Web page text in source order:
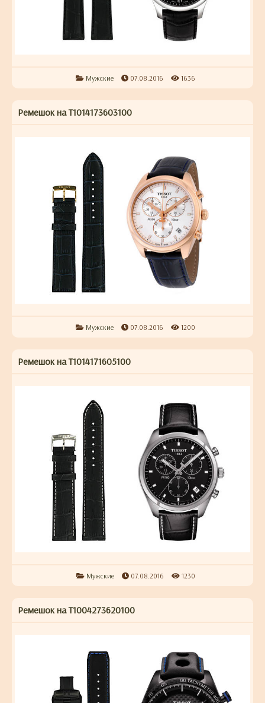
Мужские 07.08.2016 1636
Ремешок на T1014173603100
Мужские 07.08.2016 1200
Ремешок на T1014171605100
Мужские 07.08.2016 1230
Ремешок на T1004273620100